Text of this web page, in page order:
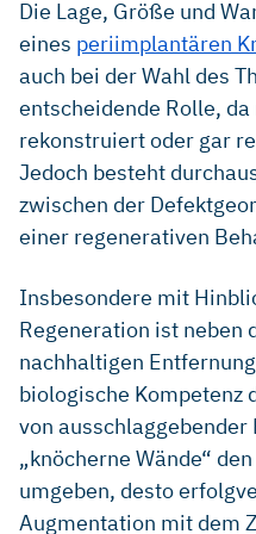
Schwarz F, Becker L,
periimplantärer Infektionen
(2016). (Leitlinie)
Salvi G E, Ramseier C A.
mechanical and/or
management of peri-
review. Journal of clinical
(2014): S 187–201.
Schwarz F, Becker J.
und Therapie. Quintessenz
(Übersichtsartikel)
Lang N P et al. Periimplant
Consensus of the Seventh
Periodontology. Journal of
Suppl 11 (2011): 178–81.
Ratka C et al. The Effect of
Biofilm-Contaminated
medicine vol. 8,9 1397. 6
Die Lage, Größe und
eines periimplantären
auch bei der Wahl des
entscheidende Rolle,
rekonstruiert oder gar
Jedoch besteht
zwischen der
einer regenerativen
Insbesondere mit
Regeneration ist neben
nachhaltigen
biologische Kompetenz
von
„knöcherne Wände“
umgeben, desto
Augmentation mit dem